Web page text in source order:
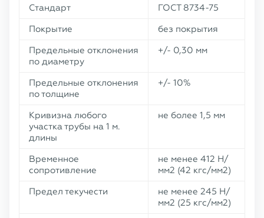
Стандарт
ГОСТ 8734-75
Покрытие
без покрытия
Предельные отклонения
по диаметру
+/- 0,30 мм
Предельные отклонения
по толщине
+/- 10%
Кривизна любого
участка трубы на 1 м.
длины
не более 1,5 мм
Временное
сопротивление
не менее 412 Н/
мм2 (42 кгс/мм2)
Предел текучести
не менее 245 Н/
мм2 (25 кгс/мм2)